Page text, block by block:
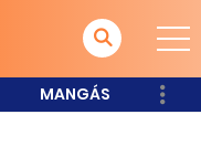
MANGÁS